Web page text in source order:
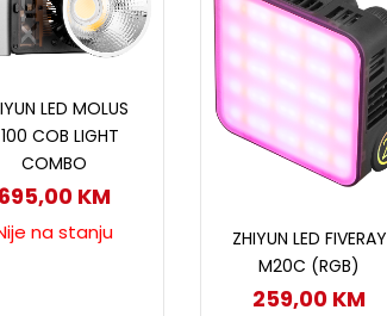
LED MOLUS
COB LIGHT
COMBO
KM
na stanju
ZHIYUN LED FIVERAY
M20C (RGB)
259,00 KM